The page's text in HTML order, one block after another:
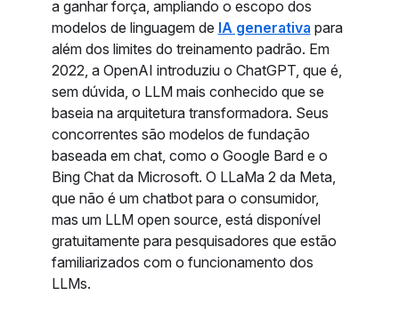
a ganhar força, ampliando o escopo dos
modelos de linguagem de IA generativa para
além dos limites do treinamento padrão. Em
2022, a OpenAI introduziu o ChatGPT, que é,
sem dúvida, o LLM mais conhecido que se
baseia na arquitetura transformadora. Seus
concorrentes são modelos de fundação
baseada em chat, como o Google Bard e o
Bing Chat da Microsoft. O LLaMa 2 da Meta,
que não é um chatbot para o consumidor,
mas um LLM open source, está disponível
gratuitamente para pesquisadores que estão
familiarizados com o funcionamento dos
LLMs.